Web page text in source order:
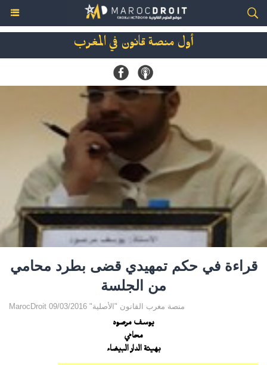
أول منصة قانون في المغرب
قراءة في حكم تمهيدي قضى بطرد محامي
من الجلسة
MarocDroit منصة مغرب القانون "الأصلية" 09/03/2016
يوسف مرصود
محامي
بهيئة الدار البيضاء